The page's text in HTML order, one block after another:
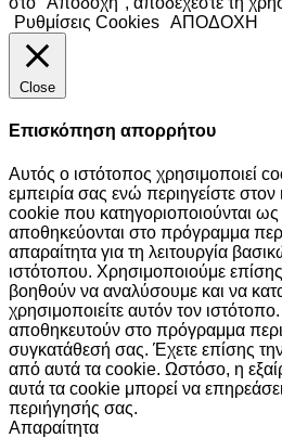
Ρυθμίσεις Cookies ΑΠΟΔΟΧΗ
Close
Επισκόπηση απορρήτου
Αυτός ο ιστότοπος χρησιμοποιεί
εμπειρία σας ενώ περιηγείστε
cookie που κατηγοριοποιούνται ως
αποθηκεύονται στο πρόγραμμα
απαραίτητα για τη λειτουργία
ιστότοπου. Χρησιμοποιούμε
βοηθούν να αναλύσουμε και να
χρησιμοποιείτε αυτόν τον
αποθηκευτούν στο πρόγραμμα
συγκατάθεσή σας. Έχετε επίσης την
από αυτά τα cookie. Ωστόσο, η
αυτά τα cookie μπορεί να
περιήγησής σας.
Απαραίτητα